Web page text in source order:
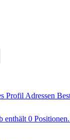
Profil Adressen
enthält 0